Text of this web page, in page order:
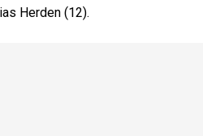
Herden (12).